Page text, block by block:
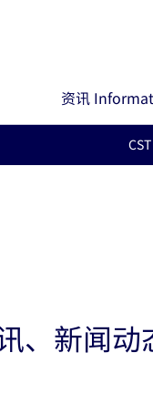
资讯
、新闻动
CST